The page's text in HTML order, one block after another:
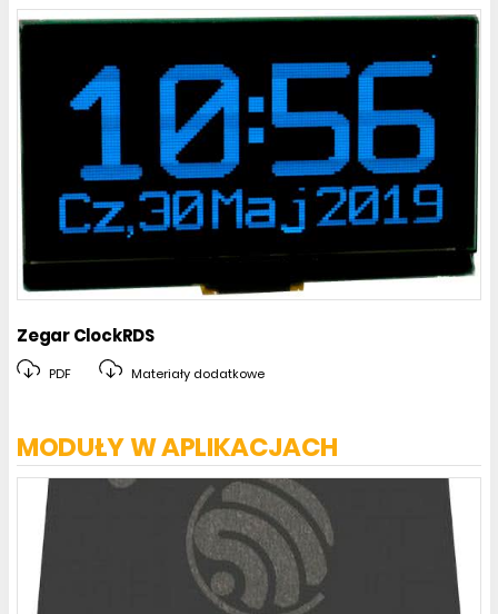
Zegar ClockRDS
PDF Materiały dodatkowe
MODUŁY W APLIKACJACH